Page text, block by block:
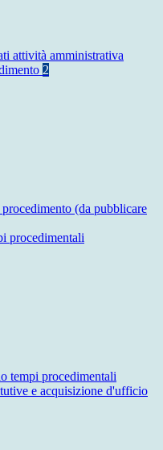
attività amministrativa
2
(da pubblicare
procedimentali
tempi procedimentali
e acquisizione d'ufficio